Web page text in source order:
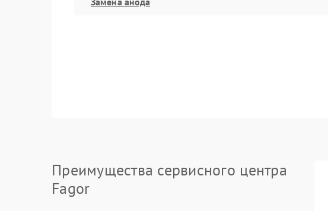
Преимущества сервисного центра
Fagor